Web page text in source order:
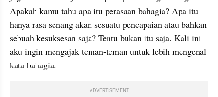
Apakah kamu tahu apa itu perasaan bahagia? Apa itu
hanya rasa senang akan sesuatu pencapaian atau bahkan
sebuah kesuksesan saja? Tentu bukan itu saja. Kali ini
aku ingin mengajak teman-teman untuk lebih mengenal
kata bahagia.
ADVERTISEMENT